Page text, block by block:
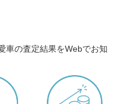
車の査定結果をWebでお知